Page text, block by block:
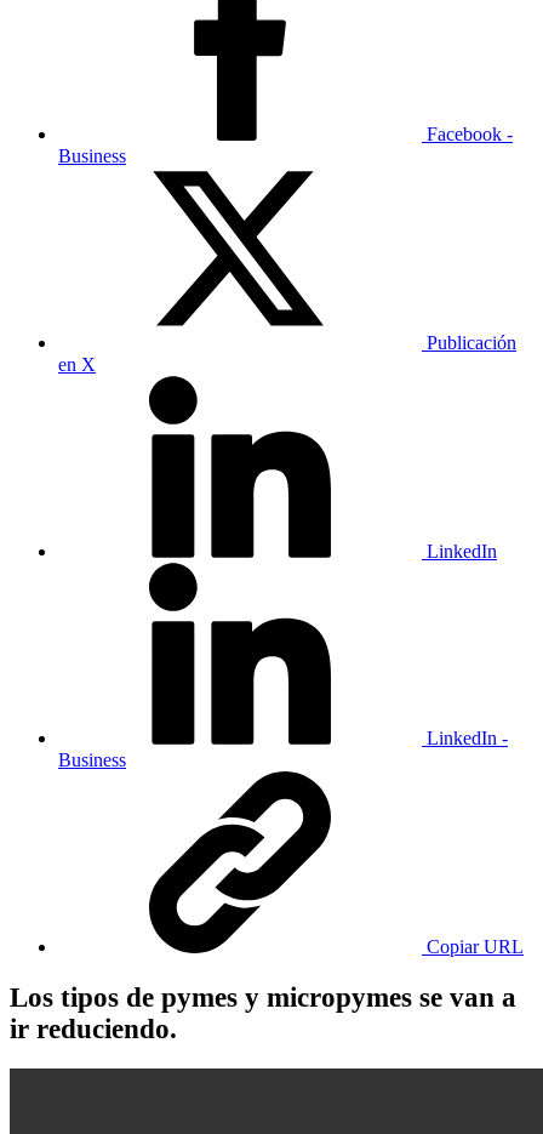
Facebook -
Business
Publicación
en X
LinkedIn
LinkedIn -
Business
Copiar URL
Los tipos de pymes y micropymes se van a
ir reduciendo.